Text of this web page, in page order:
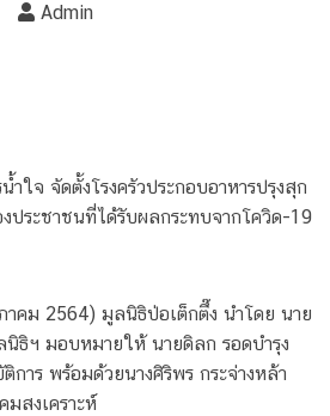
Admin
ำใจ จัดตั้งโรงครัวประกอบอาหารปรุงสุก
ประชาชนที่ได้รับผลกระทบจากโควิด-19
คม 2564) มูลนิธิป่อเต็กตึ๊ง นำโดย นาย
ธิฯ มอบหมายให้ นายดิลก รอดบำรุง
การ พร้อมด้วยนางศิริพร กระจ่างหล้า
สงเคราะห์